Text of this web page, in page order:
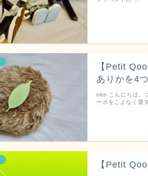
【Petit
ありかを4
neo こんにちは。
ーボをこよなく愛
【Petit